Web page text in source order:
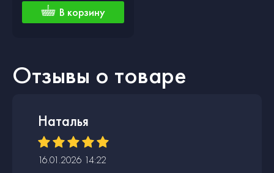
Отзывы о товаре
Наталья
16.01.2026 14:22
В корзину